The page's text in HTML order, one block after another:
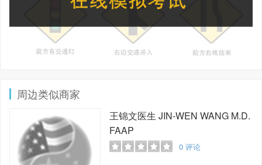
周边类似商家
王锦文医生 JIN-WEN WANG M.D.
FAAP
0评论